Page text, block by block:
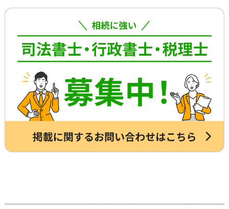
る場合、平日昼間に何度も役所に行くな
どさらに時間がかかるので、専門家に任
せたほうが早く確実に手続きが進み、ス
トレスもなく安心でしょう。
却支援、のこされた高齢のご家族の見守
り・介護支援、相続した財産の資産運用
のご相談、本位牌や法要・海洋散骨・お
墓など仏事に関するご相談などです。
詳しくは専門スタッフまでお問合せくだ